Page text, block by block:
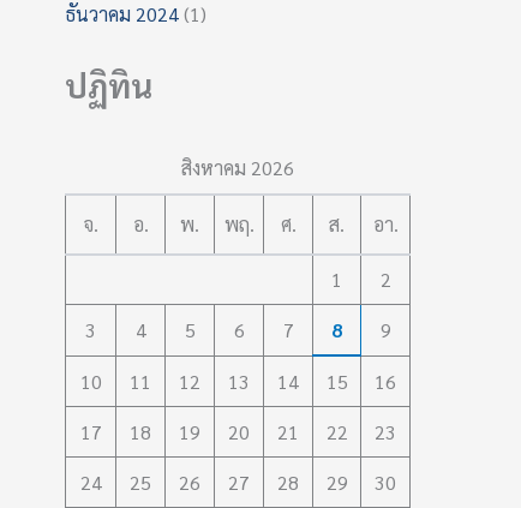
ธันวาคม 2024(1)
ปฏิทิน
สิงหาคม 2026
จ. อ. พ. พฤ. ศ. ส. อา.
1
2
3
4 5 6 7 8 9
10 11 12 13 14 15
16
17
18 19 20 21 22
23
24
25 26 27 28 29 30